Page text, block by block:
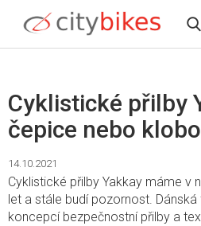
obsah
Cyklistické přilby
čepice nebo
14.10.2021
Cyklistické přilby Yakkay máme v
let a stále budí pozornost.
koncepcí bezpečnostní přilby a